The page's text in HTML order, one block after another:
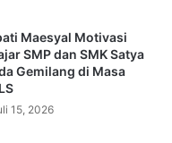
Maesyal Motivasi
SMP dan SMK Satya
Gemilang di Masa
15, 2026